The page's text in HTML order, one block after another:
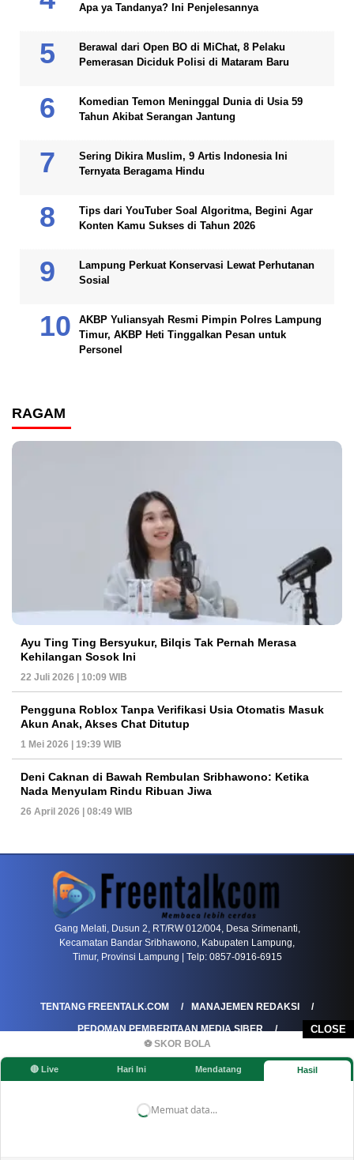
CLOSE
⚽ SKOR BOLA
🔴 Live Hari Ini Mendatang Hasil
Memuat data...
Apa ya Tandanya? Ini Penjelesannya
Berawal dari Open BO di MiChat, 8 Pelaku
Pemerasan Diciduk Polisi di Mataram Baru
Komedian Temon Meninggal Dunia di Usia 59
Tahun Akibat Serangan Jantung
Sering Dikira Muslim, 9 Artis Indonesia Ini
Ternyata Beragama Hindu
Tips dari YouTuber Soal Algoritma, Begini Agar
Konten Kamu Sukses di Tahun 2026
Lampung Perkuat Konservasi Lewat Perhutanan
Sosial
AKBP Yuliansyah Resmi Pimpin Polres Lampung
Timur, AKBP Heti Tinggalkan Pesan untuk
Personel
RAGAM
Ayu Ting Ting Bersyukur, Bilqis Tak Pernah Merasa
Kehilangan Sosok Ini
22 Juli 2026 | 10:09 WIB
Pengguna Roblox Tanpa Verifikasi Usia Otomatis Masuk
Akun Anak, Akses Chat Ditutup
1 Mei 2026 | 19:39 WIB
Deni Caknan di Bawah Rembulan Sribhawono: Ketika
Nada Menyulam Rindu Ribuan Jiwa
26 April 2026 | 08:49 WIB
Gang Melati, Dusun 2, RT/RW 012/004, Desa Srimenanti,
Kecamatan Bandar Sribhawono, Kabupaten Lampung,
Timur, Provinsi Lampung | Telp: 0857-0916-6915
TENTANG FREENTALK.COM
MANAJEMEN REDAKSI
PEDOMAN PEMBERITAAN MEDIA SIBER
PEDOMAN PEMBERITAAN RAMAH ANAK
KOREKSI & KLARIFIKASI
KEBIJAKAN IKLAN / ADVERTORIAL